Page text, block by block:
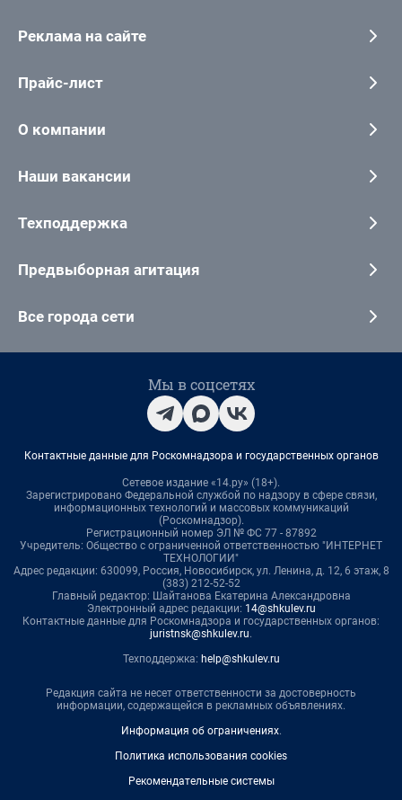
Реклама на сайте
Прайс-лист
О компании
Наши вакансии
Техподдержка
Предвыборная агитация
Все города сети
Мы в соцсетях
Контактные данные для Роскомнадзора и государственных органов
Сетевое издание «14.ру» (18+).
Зарегистрировано Федеральной службой по надзору в сфере связи,
информационных технологий и массовых коммуникаций
(Роскомнадзор).
Регистрационный номер ЭЛ № ФС 77 - 87892
Учредитель: Общество с ограниченной ответственностью "ИНТЕРНЕТ
ТЕХНОЛОГИИ"
Адрес редакции: 630099, Россия, Новосибирск, ул. Ленина, д. 12, 6 этаж, 8
(383) 212-52-52
Главный редактор: Шайтанова Екатерина Александровна
Электронный адрес редакции: 14@shkulev.ru
Контактные данные для Роскомнадзора и государственных органов:
juristnsk@shkulev.ru.
Техподдержка: help@shkulev.ru
Редакция сайта не несет ответственности за достоверность
информации, содержащейся в рекламных объявлениях.
Информация об ограничениях.
Политика использования cookies
Рекомендательные системы